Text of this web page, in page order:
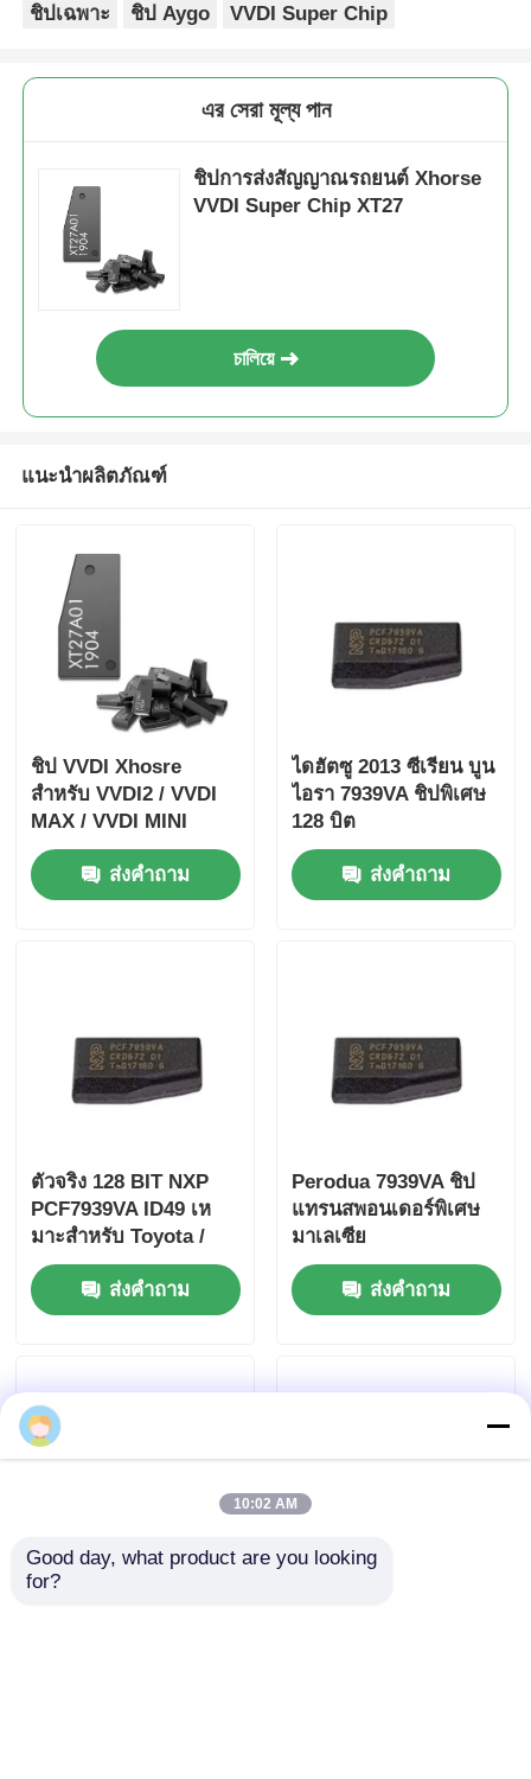
ชิปดาวเทียม
KEYDIY สมาชิกคีย์
ชิปเฉพาะ
ชิป Aygo VVDI Super Chip
এর সেরা মূল্য পান
ชิปการส่งสัญญาณรถยนต์ Xhorse
VVDI Super Chip XT27
চালিয়ে
แนะนำผลิตภัณฑ์
ชิป VVDI Xhosre
สำหรับ VVDI2 / VVDI
MAX / VVDI MINI
Xhorse ชิป VVDI
Super Chip XT27A
Transponder Chip
ส่งคำถาม
ไดฮัตซู 2013 ซีเรียน บูน
ไอรา 7939VA ชิปพิเศษ
128 บิต
ส่งคำถาม
ตัวจริง 128 BIT NXP
PCF7939VA ID49 เห
มาะสําหรับ Toyota /
Daihatsu HITAG Pro
ส่งคำถาม
Perodua 7939VA ชิป
แทรนสพอนเดอร์พิเศษ
มาเลเซีย
ส่งคำถาม
10:02 AM
Good day, what product are you looking
for?